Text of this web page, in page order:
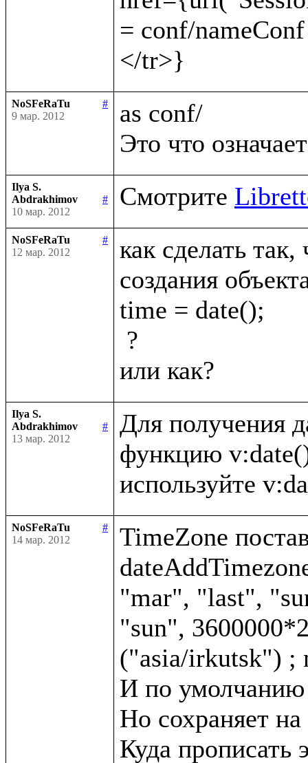
= conf/
NoSFeRaTu
#
9 мар. 2012
as conf/
Ilya S.
Abdrakhimov
#
10 мар. 2012
Смотрите
NoSFeRaTu
#
12 мар. 2012
как сделать
создания
time = date();
Ilya S.
Abdrakhimov
#
13 мар. 2012
Для получения
функцию
NoSFeRaTu
#
14 мар. 2012
TimeZone
"mar", "last",
"sun",
("asia/irkutsk") ;
И по умолчанию
Но сохраняет